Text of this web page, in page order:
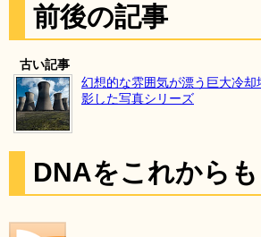
前後の記事
古い記事
幻想的な雰囲気が漂う巨大冷却
影した写真シリーズ
DNAをこれから